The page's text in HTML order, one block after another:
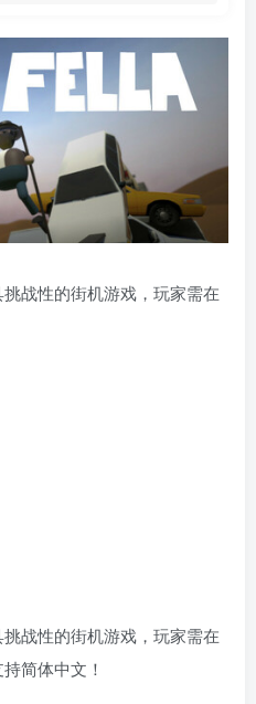
战性的街机游戏，玩家需在
战性的街机游戏，玩家需在
简体中文！